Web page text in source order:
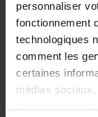
personnaliser
fonctionnement
technologiques
comment les
certaines
médias